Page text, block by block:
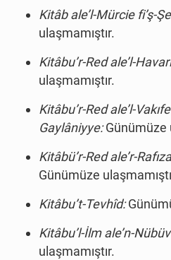
Kitâb ale’l-Mürcie fi’ş-
ulaşmamıştır.
Kitâbu’r-Red ale’l-
ulaşmamıştır.
Kitâbu’r-Red ale’l-
Gaylâniyye:Günümüze
Kitâbü’r-Red ale’r-
Günümüze
Kitâbu’t-Tevhîd:
Kitâbu’l-İlm ale’n-
ulaşmamıştır.